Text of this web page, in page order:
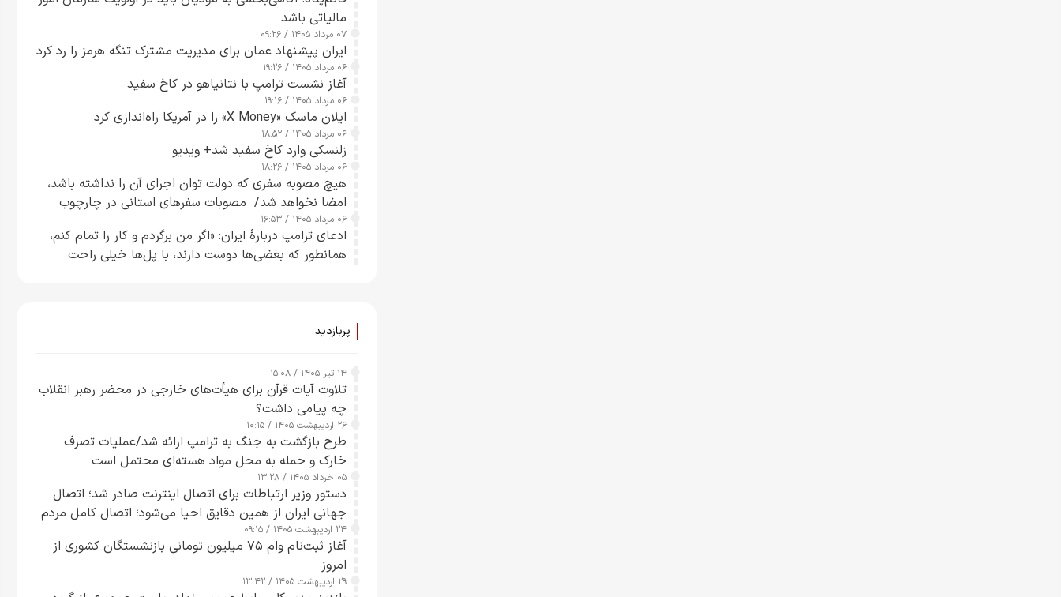
مالیاتی باشد
۰۷ مرداد ۱۴۰۵ / ۰۹:۲۶
ایران پیشنهاد عمان برای مدیریت مشترک تنگه هرمز را رد کرد
۰۶ مرداد ۱۴۰۵ / ۱۹:۲۶
آغاز نشست ترامپ با نتانیاهو در کاخ سفید
۰۶ مرداد ۱۴۰۵ / ۱۹:۱۶
ایلان ماسک «X Money» را در آمریکا راه‌اندازی کرد
۰۶ مرداد ۱۴۰۵ / ۱۸:۵۲
زلنسکی وارد کاخ سفید شد+ ویدیو
۰۶ مرداد ۱۴۰۵ / ۱۸:۲۶
هیچ مصوبه سفری که دولت توان اجرای آن را نداشته باشد،
امضا نخواهد شد/ مصوبات سفرهای استانی در چارچوب
قانون بودجه است+ عکس
۰۶ مرداد ۱۴۰۵ / ۱۶:۵۳
ادعای ترامپ دربارهٔ ایران: «اگر من برگردم و کار را تمام کنم،
همانطور که بعضی‌ها دوست دارند، با پل‌ها خیلی راحت
پربازدید
۱۴ تیر ۱۴۰۵ / ۱۵:۰۸
تلاوت آیات قرآن برای هیأت‌های خارجی در محضر رهبر انقلاب
چه پیامی داشت؟
۲۶ اردیبهشت ۱۴۰۵ / ۱۰:۱۵
طرح‌ بازگشت به جنگ به ترامپ ارائه شد/عملیات تصرف
خارک و حمله به محل مواد هسته‌ای محتمل است
۰۵ خرداد ۱۴۰۵ / ۱۳:۲۸
دستور وزیر ارتباطات برای اتصال اینترنت صادر شد؛ اتصال
جهانی ایران از همین دقایق احیا می‌شود؛ اتصال کامل مردم
تا ۲۴ ساعت آینده
۲۴ اردیبهشت ۱۴۰۵ / ۰۹:۱۵
آغاز ثبت‌نام وام ۷۵ میلیون تومانی بازنشستگان کشوری از
امروز
۲۹ اردیبهشت ۱۴۰۵ / ۱۳:۴۲